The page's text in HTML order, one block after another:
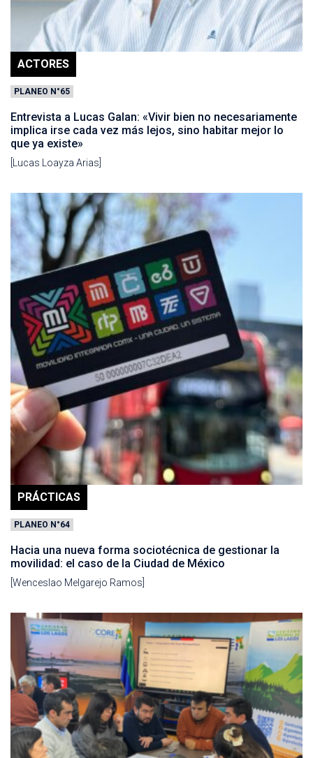
ACTORES
PLANEO N°65
Entrevista a Lucas Galan: «Vivir bien no necesariamente
implica irse cada vez más lejos, sino habitar mejor lo
que ya existe»
[Lucas Loayza Arias]
PRÁCTICAS
PLANEO N°64
Hacia una nueva forma sociotécnica de gestionar la
movilidad: el caso de la Ciudad de México
[Wenceslao Melgarejo Ramos]